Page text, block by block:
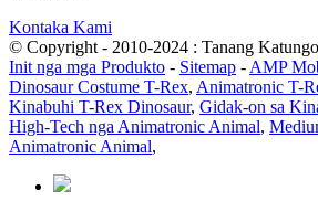
Kontaka Kami
© Copyright - 2010-2024 : Tanang
Init nga mga Produkto - Sitemap - AMP
Dinosaur Costume T-Rex, Animatronic T-
Kinabuhi T-Rex Dinosaur, Gidak-on sa
High-Tech nga Animatronic Animal,
Animatronic Animal,